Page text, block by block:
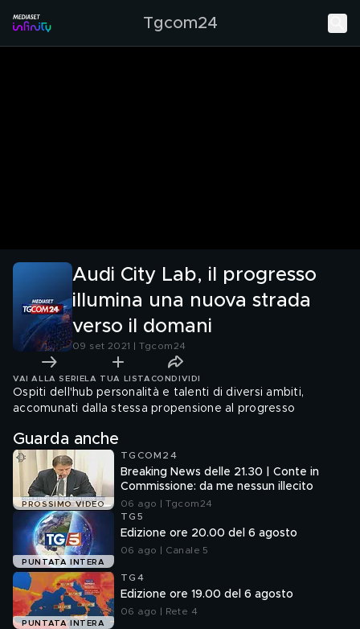
Tgcom24
Audi City Lab, il progresso
illumina una nuova strada
verso il domani
09 set 2021 | Tgcom24
VAI ALLA SERIE LA TUA LISTA CONDIVIDI
Ospiti dell'hub personalità e talenti di diversi ambiti,
accomunati dalla stessa propensione al progresso
Guarda anche
PROSSIMO VIDEO
TGCOM24
Breaking News delle 21.30 | Conte in
Commissione: da me nessun illecito
06 ago | Tgcom24
PUNTATA INTERA
TG5
Edizione ore 20.00 del 6 agosto
06 ago | Canale 5
PUNTATA INTERA
TG4
Edizione ore 19.00 del 6 agosto
06 ago | Rete 4